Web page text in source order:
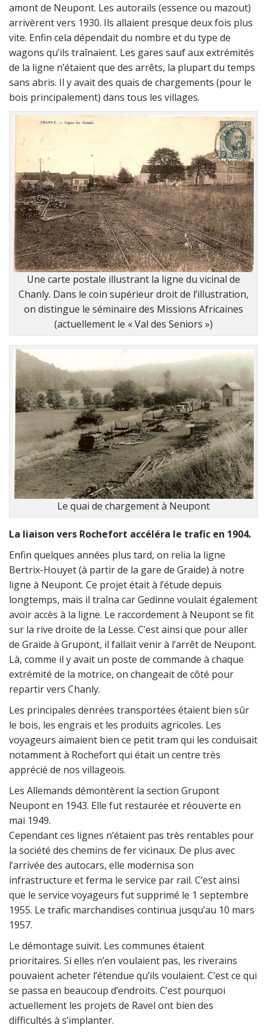
amont de Neupont. Les autorails (essence ou mazout)
arrivèrent vers 1930. Ils allaient presque deux fois plus
vite. Enfin cela dépendait du nombre et du type de
wagons qu’ils traînaient. Les gares sauf aux extrémités
de la ligne n’étaient que des arrêts, la plupart du temps
sans abris. Il y avait des quais de chargements (pour le
bois principalement) dans tous les villages.
Une carte postale illustrant la ligne du vicinal de
Chanly. Dans le coin supérieur droit de l’illustration,
on distingue le séminaire des Missions Africaines
(actuellement le « Val des Seniors »)
Le quai de chargement à Neupont
La liaison vers Rochefort accéléra le trafic en 1904.
Enfin quelques années plus tard, on relia la ligne
Bertrix-Houyet (à partir de la gare de Graide) à notre
ligne à Neupont. Ce projet était à l’étude depuis
longtemps, mais il traîna car Gedinne voulait également
avoir accès à la ligne. Le raccordement à Neupont se fit
sur la rive droite de la Lesse. C’est ainsi que pour aller
de Graide à Grupont, il fallait venir à l’arrêt de Neupont.
Là, comme il y avait un poste de commande à chaque
extrémité de la motrice, on changeait de côté pour
repartir vers Chanly.
Les principales denrées transportées étaient bien sûr
le bois, les engrais et les produits agricoles. Les
voyageurs aimaient bien ce petit tram qui les conduisait
notamment à Rochefort qui était un centre très
apprécié de nos villageois.
Les Allemands démontèrent la section Grupont
Neupont en 1943. Elle fut restaurée et réouverte en
mai 1949.
Cependant ces lignes n’étaient pas très rentables pour
la société des chemins de fer vicinaux. De plus avec
l’arrivée des autocars, elle modernisa son
infrastructure et ferma le service par rail. C’est ainsi
que le service voyageurs fut supprimé le 1 septembre
1955. Le trafic marchandises continua jusqu’au 10 mars
1957.
Le démontage suivit. Les communes étaient
prioritaires. Si elles n’en voulaient pas, les riverains
pouvaient acheter l’étendue qu’ils voulaient. C’est ce qui
se passa en beaucoup d’endroits. C’est pourquoi
actuellement les projets de Ravel ont bien des
difficultés à s’implanter.